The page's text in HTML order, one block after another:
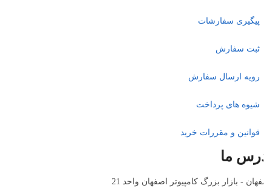
پیگیری سفارشات
ثبت سفارش
رویه ارسال سفارش
شیوه های پرداخت
قوانین و مقررات خرید
ما
- بازار بزرگ کامپیوتر اصفهان واحد 21